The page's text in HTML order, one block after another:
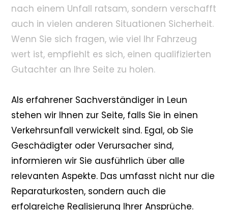
nach einem Unfall ratsam, sondern verschafft
auch in vielen anderen Situationen Sicherheit.
Wenn Sie sich fragen, wie viel Ihr Fahrzeug
wert ist, empfiehlt es sich, einen qualifizierten
Gutachter an Ihre Seite zu holen.
Als erfahrener Sachverständiger in Leun
stehen wir Ihnen zur Seite, falls Sie in einen
Verkehrsunfall verwickelt sind. Egal, ob Sie
Geschädigter oder Verursacher sind,
informieren wir Sie ausführlich über alle
relevanten Aspekte. Das umfasst nicht nur die
Reparaturkosten, sondern auch die
erfolgreiche Realisierung Ihrer Ansprüche.